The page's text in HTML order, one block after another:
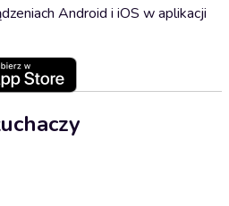
Android i iOS w aplikacji